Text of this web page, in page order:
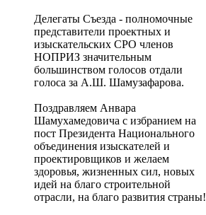
Делегаты Съезда - полномочные
представители проектных и
изыскательских СРО членов
НОПРИЗ значительным
большинством голосов отдали
голоса за А.Ш. Шамузафарова.
Поздравляем Анвара
Шамухамедовича с избранием на
пост Президента Национального
объединения изыскателей и
проектировщиков и желаем
здоровья, жизненных сил, новых
идей на благо строительной
отрасли, на благо развития страны!